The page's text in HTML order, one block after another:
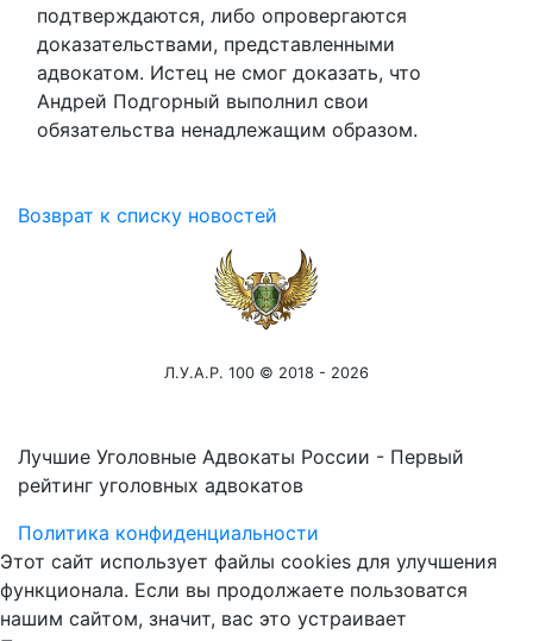
подтверждаются, либо опровергаются
доказательствами, представленными
адвокатом. Истец не смог доказать, что
Андрей Подгорный выполнил свои
обязательства ненадлежащим образом.
Возврат к списку новостей
Л.У.А.Р. 100 © 2018 - 2026
Лучшие Уголовные Адвокаты России - Первый
рейтинг уголовных адвокатов
Политика конфиденциальности
Этот сайт использует файлы cookies для улучшения
функционала. Если вы продолжаете пользоватся
нашим сайтом, значит, вас это устраивает